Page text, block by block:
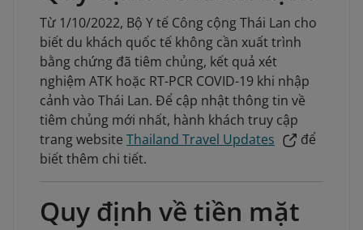
Từ 1/10/2022, Bộ Y tế Công cộng Thái Lan cho
biết du khách quốc tế không cần xuất trình
bằng chứng đã tiêm chủng, kết quả xét
nghiệm ATK hoặc RT-PCR COVID-19 khi nhập
cảnh vào Thái Lan. Để cập nhật thông tin về
tiêm chủng mới nhất, hành khách truy cập
trang website Thailand Travel Updates
để
biết thêm chi tiết.
Quy định về tiền mặt